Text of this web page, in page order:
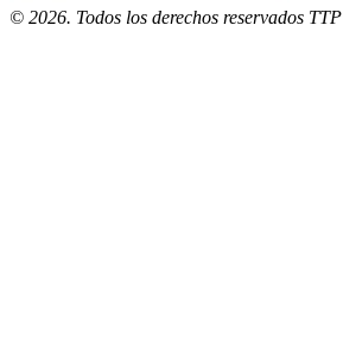
© 2026. Todos los derechos reservados TTP